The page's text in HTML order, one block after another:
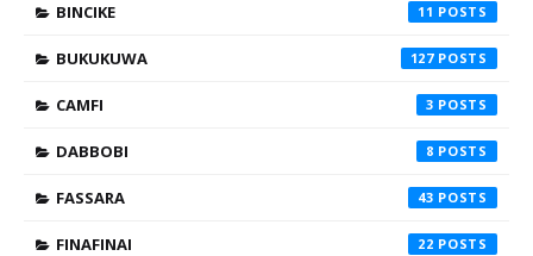
BINCIKE 11
BUKUKUWA 127
CAMFI 3
DABBOBI 8
FASSARA 43
FINAFINAI 22